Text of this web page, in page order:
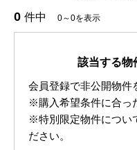
0 件中 0～0を表示
該当する物
会員登録で非公開物件
※購入希望条件に合っ
※特別限定物件につい
ださい。